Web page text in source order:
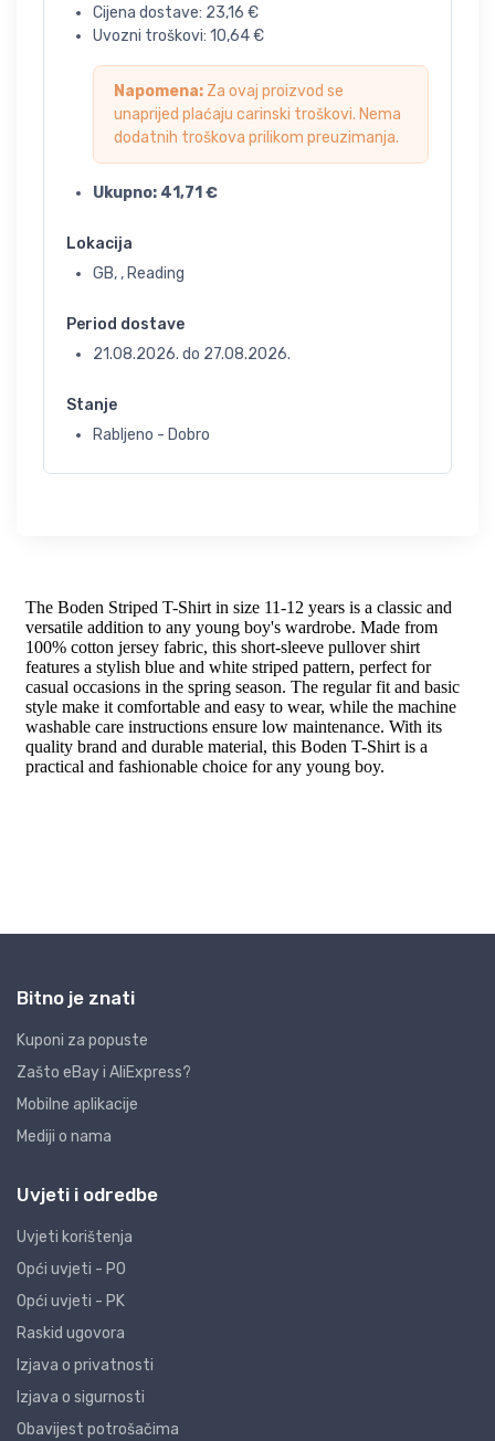
Cijena dostave: 23,16 €
Uvozni troškovi: 10,64€
Napomena: Za ovaj proizvod se
unaprijed plaćaju carinski troškovi. Nema
dodatnih troškova prilikom preuzimanja.
Ukupno: 41,71 €
Lokacija
GB, , Reading
Period dostave
21.08.2026. do 27.08.2026.
Stanje
Rabljeno - Dobro
Bitno je znati
Kuponi za popuste
Zašto eBay i AliExpress?
Mobilne aplikacije
Mediji o nama
Uvjeti i odredbe
Uvjeti korištenja
Opći uvjeti - PO
Opći uvjeti - PK
Raskid ugovora
Izjava o privatnosti
Izjava o sigurnosti
Obavijest potrošačima